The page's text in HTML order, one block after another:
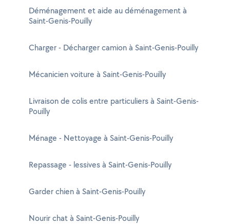
Déménagement et aide au déménagement à
Saint-Genis-Pouilly
Charger - Décharger camion à Saint-Genis-Pouilly
Mécanicien voiture à Saint-Genis-Pouilly
Livraison de colis entre particuliers à Saint-Genis-
Pouilly
Ménage - Nettoyage à Saint-Genis-Pouilly
Repassage - lessives à Saint-Genis-Pouilly
Garder chien à Saint-Genis-Pouilly
Nourir chat à Saint-Genis-Pouilly